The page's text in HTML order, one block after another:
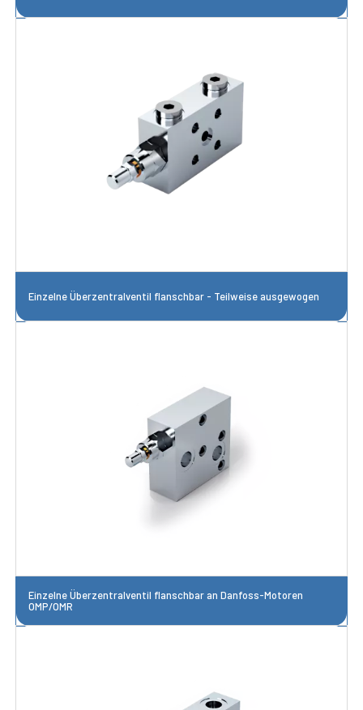
Einzelne Überzentralventil flanschbar - Teilweise ausgewogen
Einzelne Überzentralventil flanschbar an Danfoss-Motoren
OMP/OMR